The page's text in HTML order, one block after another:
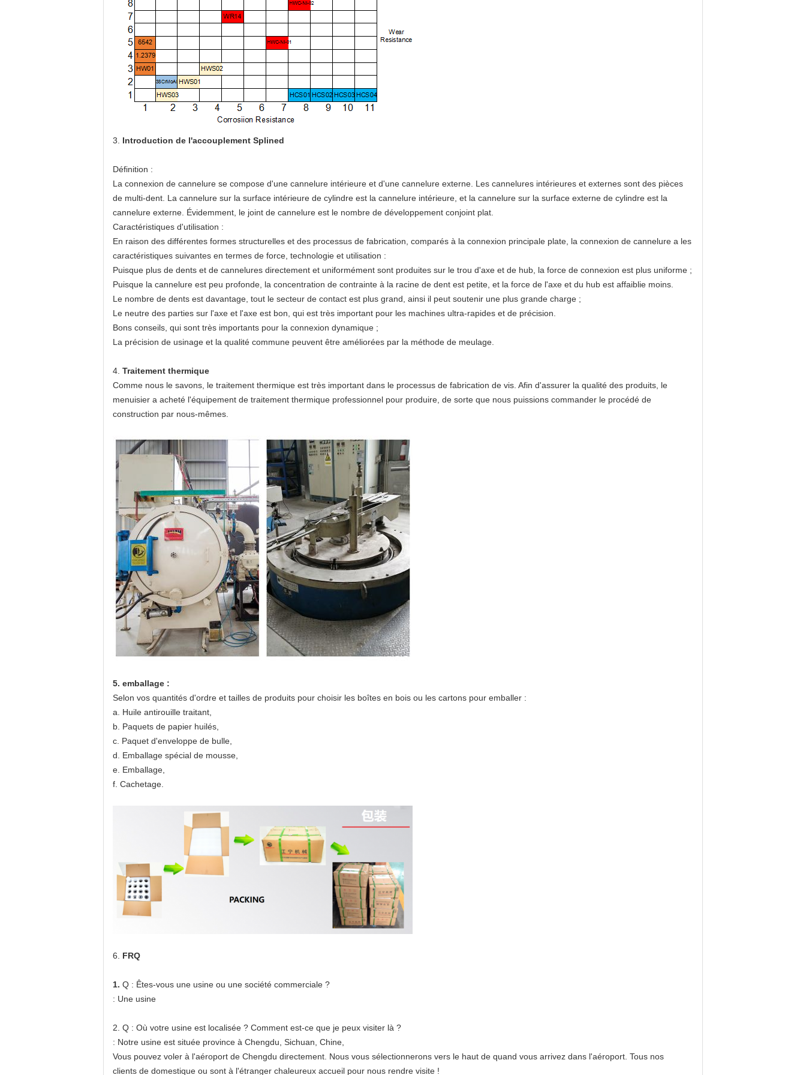
3. Introduction de l'accouplement Splined
Définition :
La connexion de cannelure se compose d'une cannelure intérieure et d'une cannelure externe. Les cannelures intérieures et externes sont des pièces
de multi-dent. La cannelure sur la surface intérieure de cylindre est la cannelure intérieure, et la cannelure sur la surface externe de cylindre est la
cannelure externe. Évidemment, le joint de cannelure est le nombre de développement conjoint plat.
Caractéristiques d'utilisation :
En raison des différentes formes structurelles et des processus de fabrication, comparés à la connexion principale plate, la connexion de cannelure a les
caractéristiques suivantes en termes de force, technologie et utilisation :
Puisque plus de dents et de cannelures directement et uniformément sont produites sur le trou d'axe et de hub, la force de connexion est plus uniforme ;
Puisque la cannelure est peu profonde, la concentration de contrainte à la racine de dent est petite, et la force de l'axe et du hub est affaiblie moins.
Le nombre de dents est davantage, tout le secteur de contact est plus grand, ainsi il peut soutenir une plus grande charge ;
Le neutre des parties sur l'axe et l'axe est bon, qui est très important pour les machines ultra-rapides et de précision.
Bons conseils, qui sont très importants pour la connexion dynamique ;
La précision de usinage et la qualité commune peuvent être améliorées par la méthode de meulage.
4. Traitement thermique
Comme nous le savons, le traitement thermique est très important dans le processus de fabrication de vis. Afin d'assurer la qualité des produits, le
menuisier a acheté l'équipement de traitement thermique professionnel pour produire, de sorte que nous puissions commander le procédé de
construction par nous-mêmes.
5. emballage :
Selon vos quantités d'ordre et tailles de produits pour choisir les boîtes en bois ou les cartons pour emballer :
a. Huile antirouille traitant,
b. Paquets de papier huilés,
c. Paquet d'enveloppe de bulle,
d. Emballage spécial de mousse,
e. Emballage,
f. Cachetage.
6. FRQ
1. Q : Êtes-vous une usine ou une société commerciale ?
: Une usine
2. Q : Où votre usine est localisée ? Comment est-ce que je peux visiter là ?
: Notre usine est située province à Chengdu, Sichuan, Chine,
Vous pouvez voler à l'aéroport de Chengdu directement. Nous vous sélectionnerons vers le haut de quand vous arrivez dans l'aéroport. Tous nos
clients de domestique ou sont à l'étranger chaleureux accueil pour nous rendre visite !